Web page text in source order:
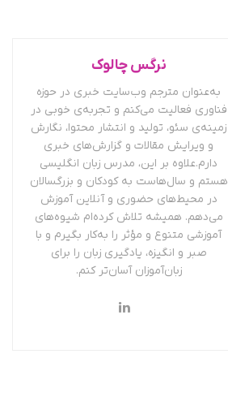
نرگس چالوک
به‌عنوان مترجم وب‌سایت خبری در حوزه
فناوری فعالیت می‌کنم و تجربه‌ی خوبی در
زمینه‌ی سئو، تولید و انتشار محتوا، نگارش
و ویرایش مقالات و گزارش‌های خبری
دارم.علاوه بر این، مدرس زبان انگلیسی
هستم و سال‌هاست به کودکان و بزرگسالان
در محیط‌های حضوری و آنلاین آموزش
می‌دهم. همیشه تلاش کرده‌ام شیوه‌های
آموزشی متنوع و مؤثر را به‌کار بگیرم و با
صبر و انگیزه، یادگیری زبان را برای
زبان‌آموزان آسان‌تر کنم.